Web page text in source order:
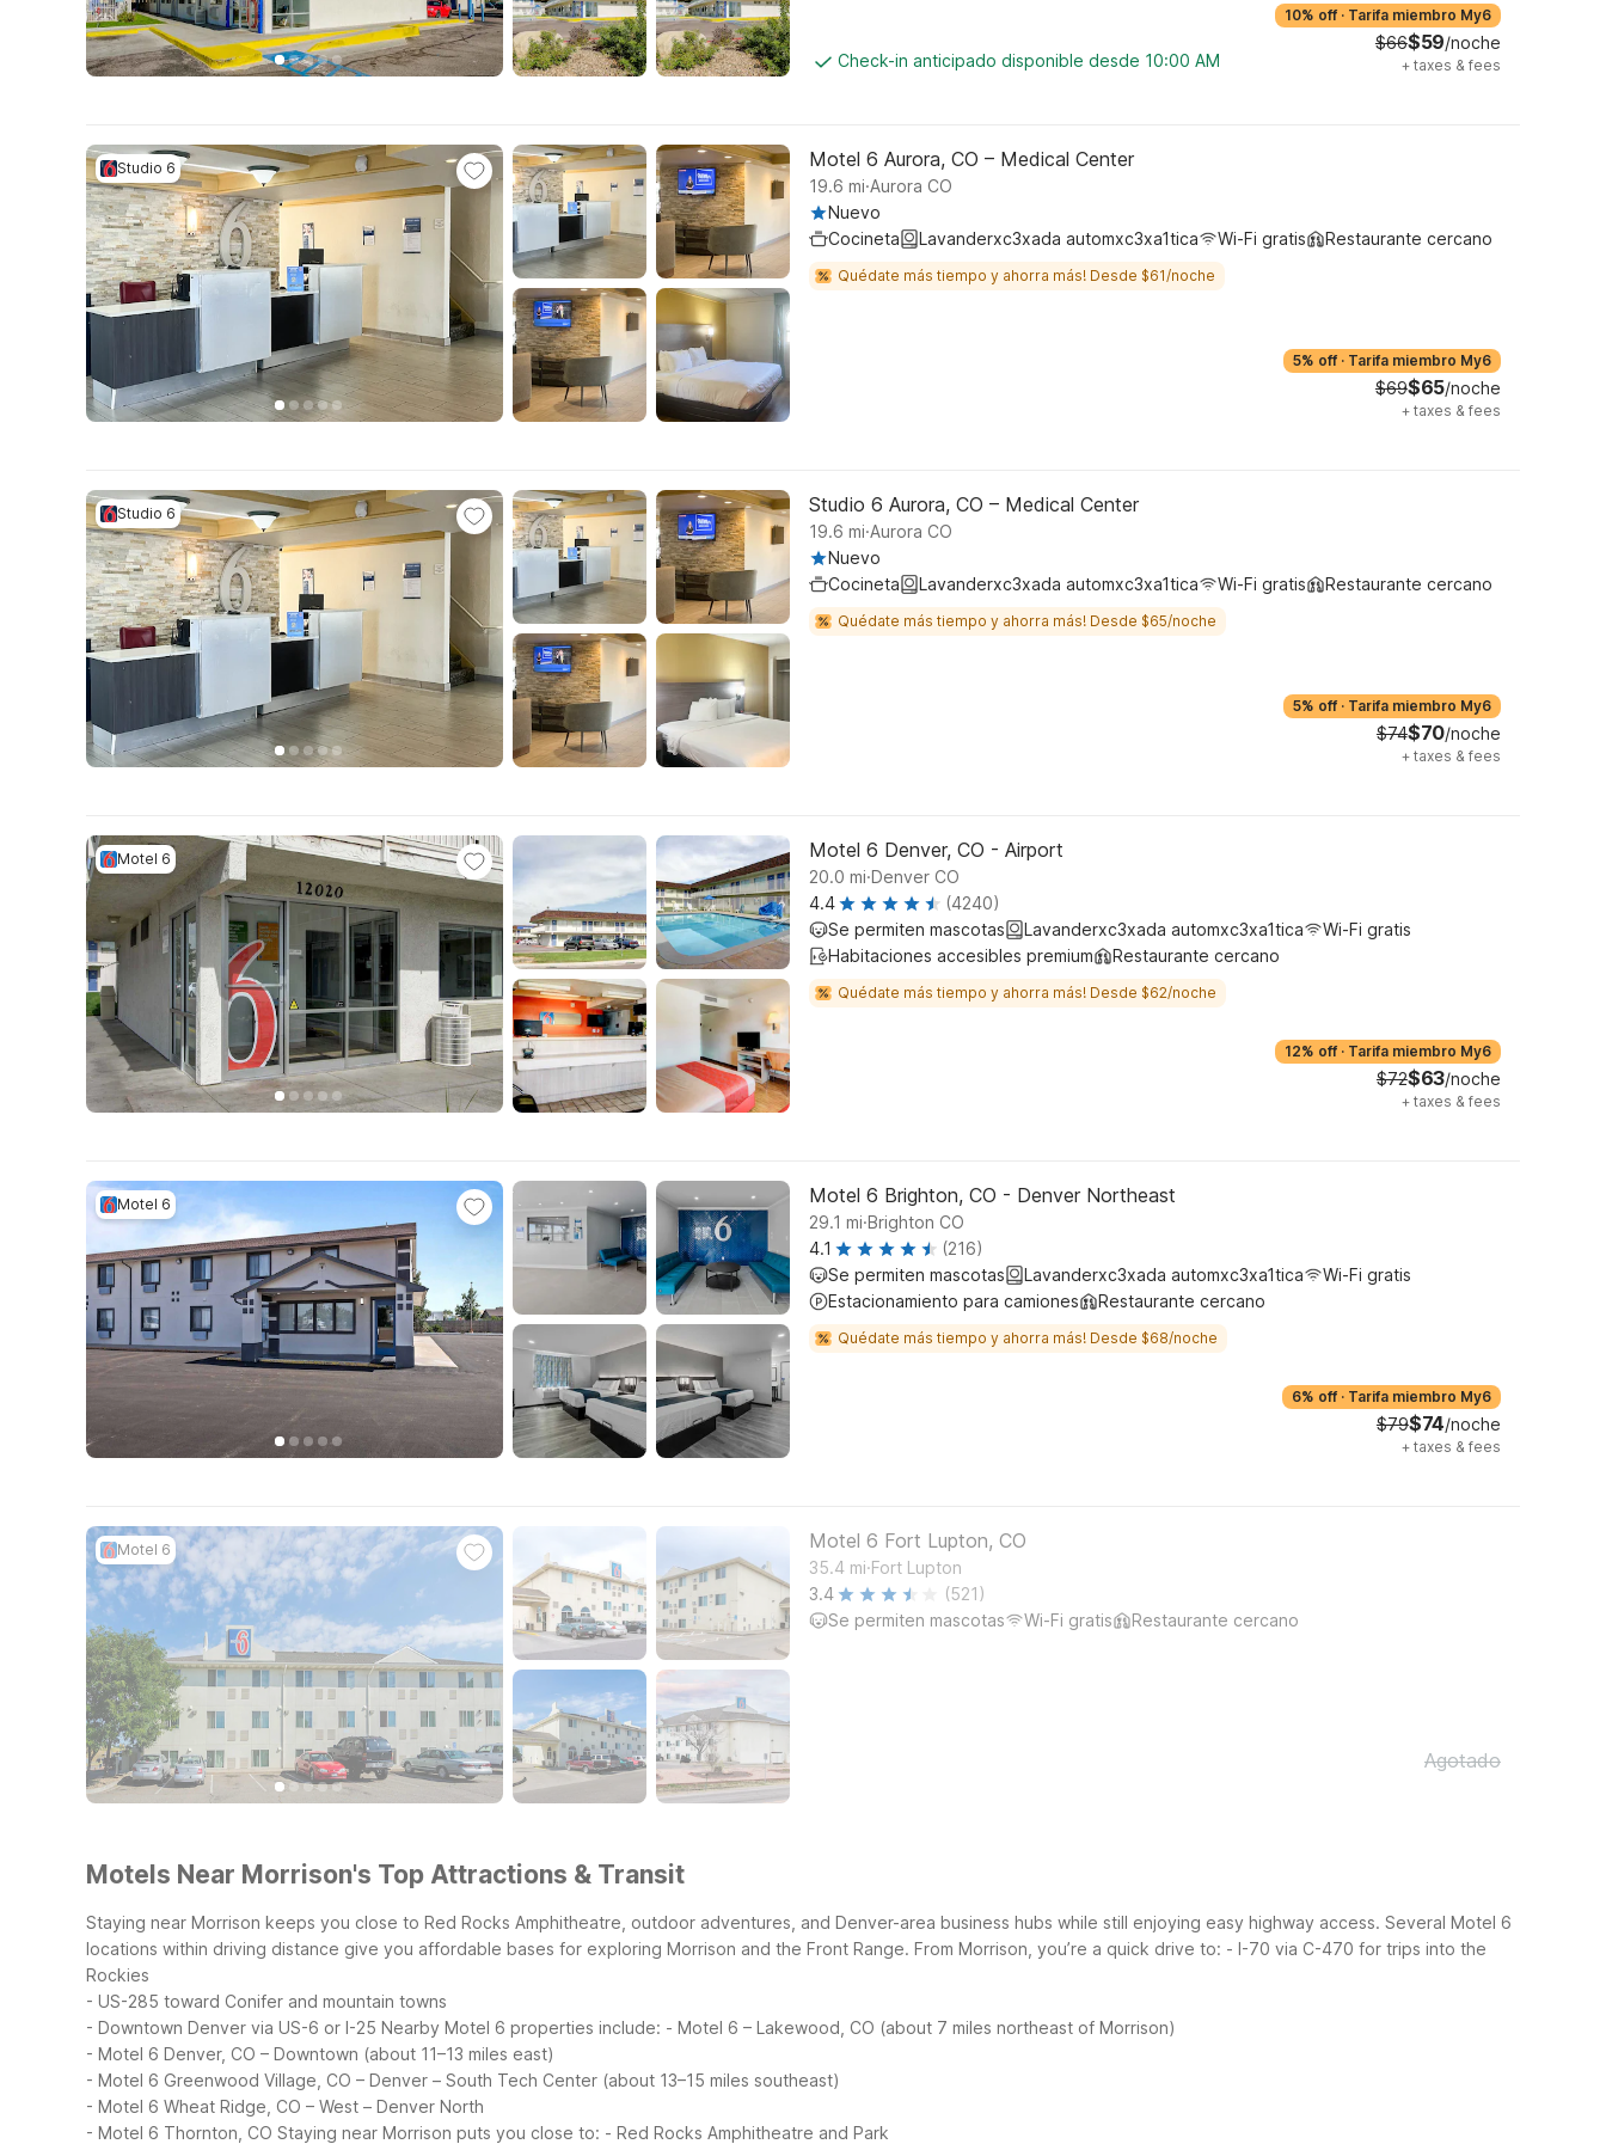
Check-in anticipado disponible desde 10:00 AM
10% off · Tarifa miembro My6
$66$59/noche
+ taxes & fees
Studio 6 Motel 6 Aurora, CO – Medical Center
19.6 mi.Aurora CO
Nuevo
Cocineta
Lavanderxc3xada automxc3xa1tica Wi-Fi gratis Restaurante cercano
Quédate más tiempo y ahorra más! Desde $61/noche
5% off · Tarifa miembro My6
$69$65/noche
+ taxes & fees
Studio 6 Studio 6 Aurora, CO – Medical Center
19.6 mi.Aurora CO
Nuevo
Cocineta
Lavanderxc3xada automxc3xa1tica Wi-Fi gratis Restaurante cercano
Quédate más tiempo y ahorra más! Desde $65/noche
5% off · Tarifa miembro My6
$74$70/noche
+ taxes & fees
Motel 6 Motel 6 Denver, CO - Airport
20.0 mi.Denver CO
4.4
(4240)
Se permiten mascotas
Lavanderxc3xada automxc3xa1tica
Wi-Fi gratis
Habitaciones accesibles premium
Restaurante cercano
Quédate más tiempo y ahorra más! Desde $62/noche
12% off · Tarifa miembro My6
$72$63/noche
+ taxes & fees
Motel 6 Motel 6 Brighton, CO - Denver Northeast
29.1 mi.Brighton CO
4.1
(216)
Se permiten mascotas
Lavanderxc3xada automxc3xa1tica
Wi-Fi gratis
Estacionamiento para camiones
Restaurante cercano
Quédate más tiempo y ahorra más! Desde $68/noche
6% off · Tarifa miembro My6
$79$74/noche
+ taxes & fees
Motel 6 Motel 6 Fort Lupton, CO
35.4 mi.Fort Lupton
3.4
(521)
Se permiten mascotas
Wi-Fi gratis Restaurante cercano
Agotado
Motels Near Morrison's Top Attractions & Transit
Staying near Morrison keeps you close to Red Rocks Amphitheatre, outdoor adventures, and Denver-area business hubs while still enjoying easy highway access. Several Motel 6
locations within driving distance give you affordable bases for exploring Morrison and the Front Range. From Morrison, you’re a quick drive to: - I-70 via C-470 for trips into the
Rockies
- US-285 toward Conifer and mountain towns
- Downtown Denver via US-6 or I-25 Nearby Motel 6 properties include: - Motel 6 – Lakewood, CO (about 7 miles northeast of Morrison)
- Motel 6 Denver, CO – Downtown (about 11–13 miles east)
- Motel 6 Greenwood Village, CO – Denver – South Tech Center (about 13–15 miles southeast)
- Motel 6 Wheat Ridge, CO – West – Denver North
- Motel 6 Thornton, CO Staying near Morrison puts you close to: - Red Rocks Amphitheatre and Park